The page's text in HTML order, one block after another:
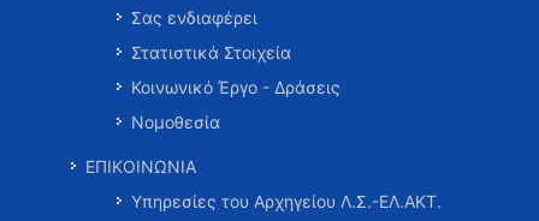
Σας ενδιαφέρει
Στατιστικά Στοιχεία
Κοινωνικό Έργο - Δράσεις
Νομοθεσία
ΕΠΙΚΟΙΝΩΝΙΑ
Υπηρεσίες του Αρχηγείου Λ.Σ.-ΕΛ.ΑΚΤ.